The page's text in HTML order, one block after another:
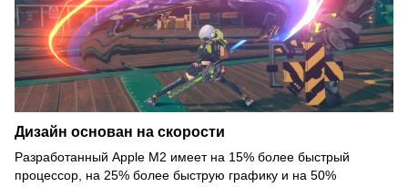
Дизайн основан на скорости
Разработанный Apple M2 имеет на 15% более быстрый
процессор, на 25% более быструю графику и на 50%